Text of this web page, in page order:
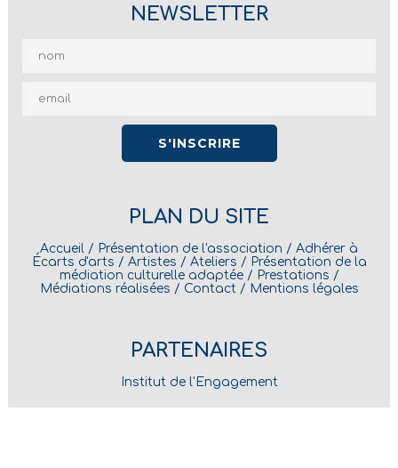
NEWSLETTER
PLAN DU SITE
Accueil / Présentation de l'association / Adhérer à
Écarts d'arts / Artistes / Ateliers / Présentation de la
médiation culturelle adaptée/ Prestations /
Médiations réalisées / Contact/ Mentions légales
PARTENAIRES
Institut de l'Engagement